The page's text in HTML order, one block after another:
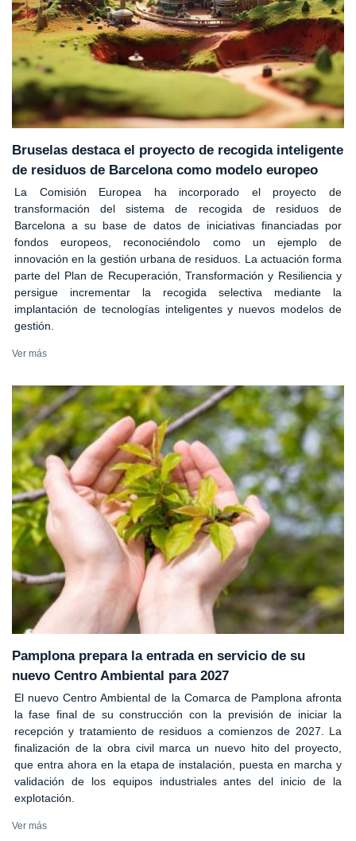
Bruselas destaca el proyecto de recogida inteligente
de residuos de Barcelona como modelo europeo
La Comisión Europea ha incorporado el proyecto de
transformación del sistema de recogida de residuos de
Barcelona a su base de datos de iniciativas financiadas por
fondos europeos, reconociéndolo como un ejemplo de
innovación en la gestión urbana de residuos. La actuación forma
parte del Plan de Recuperación, Transformación y Resiliencia y
persigue incrementar la recogida selectiva mediante la
implantación de tecnologías inteligentes y nuevos modelos de
gestión.
Ver más
Pamplona prepara la entrada en servicio de su
nuevo Centro Ambiental para 2027
El nuevo Centro Ambiental de la Comarca de Pamplona afronta
la fase final de su construcción con la previsión de iniciar la
recepción y tratamiento de residuos a comienzos de 2027. La
finalización de la obra civil marca un nuevo hito del proyecto,
que entra ahora en la etapa de instalación, puesta en marcha y
validación de los equipos industriales antes del inicio de la
explotación.
Ver más